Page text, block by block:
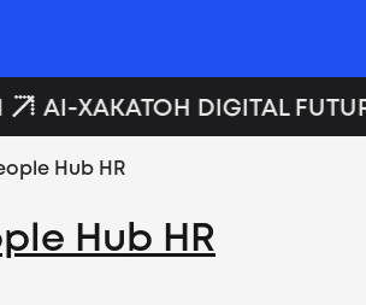
AI-ХАКАТОН DIGITAL
Hub HR
Hub HR